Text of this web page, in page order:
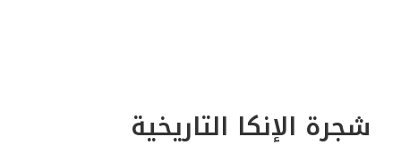
شجرة الإنكا التاريخية